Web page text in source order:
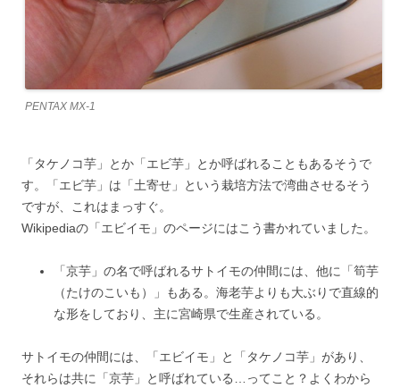
PENTAX MX-1
「タケノコ芋」とか「エビ芋」とか呼ばれることもあるそうで
す。「エビ芋」は「土寄せ」という栽培方法で湾曲させるそう
ですが、これはまっすぐ。
Wikipediaの「エビイモ」のページにはこう書かれていました。
「京芋」の名で呼ばれるサトイモの仲間には、他に「筍芋
（たけのこいも）」もある。海老芋よりも大ぶりで直線的
な形をしており、主に宮崎県で生産されている。
サトイモの仲間には、「エビイモ」と「タケノコ芋」があり、
それらは共に「京芋」と呼ばれている…ってこと？よくわから